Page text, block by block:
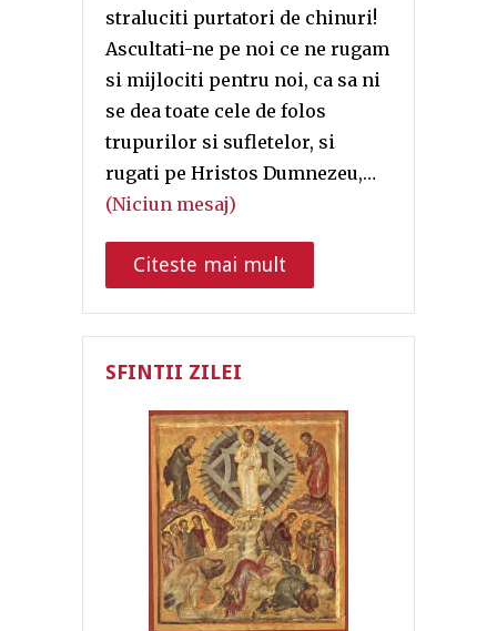
straluciti purtatori de chinuri!
Ascultati-ne pe noi ce ne rugam
si mijlociti pentru noi, ca sa ni
se dea toate cele de folos
trupurilor si sufletelor, si
rugati pe Hristos Dumnezeu,…
(Niciun mesaj)
Citeste mai mult
SFINTII ZILEI